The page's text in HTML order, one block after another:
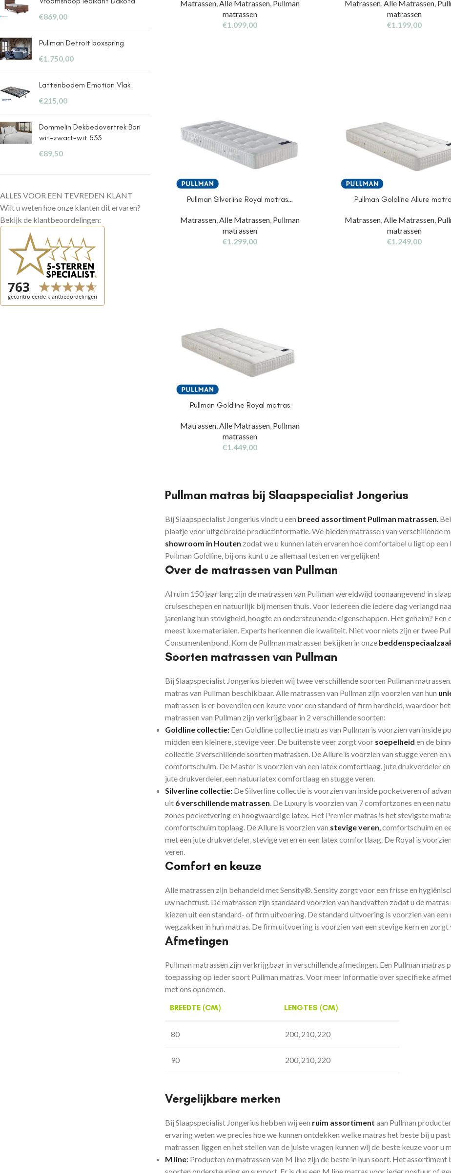
€869,00
Pullman Detroit boxspring
€1.750,00
Lattenbodem Emotion Vlak
€215,00
Dommelin Dekbedovertrek Bari
wit-zwart-wit 533
€89,50
ALLES VOOR EEN TEVREDEN KLANT
Wilt u weten hoe onze klanten dit ervaren?
Bekijk de klantbeoordelingen:
Matrassen,Alle Matrassen, Pullman
matrassen
€1.099,00
Matrassen,Alle Matrassen,
matrassen
€1.199,00
Pullman Silverline Royal matras…
Matrassen,Alle Matrassen, Pullman
matrassen
€1.299,00
Pullman Goldline Allure
Matrassen,Alle Matrassen,
matrassen
€1.249,00
Pullman Goldline Royal matras
Matrassen,Alle Matrassen, Pullman
matrassen
€1.449,00
Pullman matras bij Slaapspecialist Jongerius
Bij Slaapspecialist Jongerius vindt u een breed assortiment Pullman matrassen.
plaatje voor uitgebreide productinformatie. We bieden matrassen van verschillende
showroom in Houten zodat we u kunnen laten ervaren hoe comfortabel u ligt op
Pullman Goldline, bij ons kunt u ze allemaal testen en vergelijken!
Over de matrassen van Pullman
Al ruim 150 jaar lang zijn de matrassen van Pullman wereldwijd toonaangevend in
cruiseschepen en natuurlijk bij mensen thuis. Voor iedereen die iedere dag verlangd
jarenlang hun stevigheid, hoogte en ondersteunende eigenschappen. Het geheim?
meest luxe materialen. Experts herkennen die kwaliteit. Niet voor niets zijn er twee
Consumentenbond. Kom de Pullman matrassen bekijken in onze
Soorten matrassen van Pullman
Bij Slaapspecialist Jongerius bieden wij twee verschillende soorten Pullman
matras van Pullman beschikbaar. Alle matrassen van Pullman zijn voorzien van hun
matrassen is er bovendien een keuze voor een standard of firm hardheid, waardoor
matrassen van Pullman zijn verkrijgbaar in 2 verschillende soorten:
Goldline collectie: Een Goldline collectie matras van Pullman is voorzien van inside
midden een kleinere, stevige veer. De buitenste veer zorgt voor soepelheid en de
collectie 3 verschillende soorten matrassen. De Allure is voorzien van stugge veren
comfortschuim. De Master is voorzien van een latex comfortlaag, jute drukverdeler
jute drukverdeler, een natuurlatex comfortlaag en stugge veren.
Silverline collectie: De Silverline collectie is voorzien van inside pocketveren of
uit 6 verschillende matrassen. De Luxury is voorzien van 7 comfortzones en een
zones pocketvering en hoogwaardige latex. Het Premier matras is het stevigste
comfortschuim toplaag. De Allure is voorzien van stevige veren, comfortschuim en
met een jute drukverdeler, stevige veren en een latex comfortlaag. De Royal is
veren.
Comfort en keuze
Alle matrassen zijn behandeld met Sensity®. Sensity zorgt voor een frisse en
uw nachtrust.De matrassen zijn standaard voorzien van handvatten zodat u de
kiezen uit een standard- of firm uitvoering. De standard uitvoering is voorzien van
wegzakken in hun matras. De firm uitvoering is voorzien van een stevige kern en
Afmetingen
Pullman matrassen zijn verkrijgbaar in verschillende afmetingen.Een Pullman matras
toepassing op ieder soort Pullman matras. Voor meer informatie over specifieke
met ons opnemen.
BREEDTE (CM)
LENGTES (CM)
80 200, 210, 220
90 200, 210, 220
Vergelijkbare merken
Bij Slaapspecialist Jongerius hebben wij een ruim assortiment aan Pullman
ervaring weten we precies hoe we kunnen ontdekken welke matras het beste bij u
matrassen liggen en het stellen van de juiste vragen kunnen wij de beste keuze voor u
M line: Producten en matrassen van M linezijn de beste in hun soort. Het assortiment